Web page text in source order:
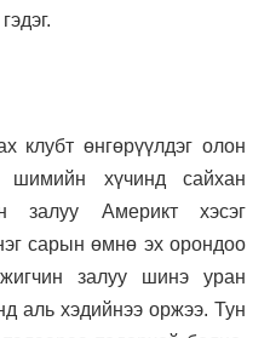
клубт өнгөрүүлдэг олон
хүчинд сайхан
залуу Америкт хэсэг
сарын өмнө эх орондоо
залуу шинэ уран
аль хэдийнээ оржээ. Тун